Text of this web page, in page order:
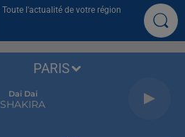
Toute l'actualité de votre région
Dai Dai
SHAKIRA
PARIS